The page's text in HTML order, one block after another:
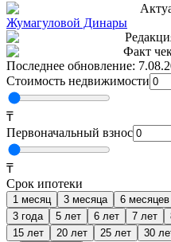
Жумагуловой Динары
Факт
Последнее обновление:
Стоимость недвижимости
₸
Первоначальный взнос
₸
Срок ипотеки
1 месяц 3 месяца 6 месяцев
3 года
5 лет 6 лет 7 лет
15 лет
20 лет 25 лет
30